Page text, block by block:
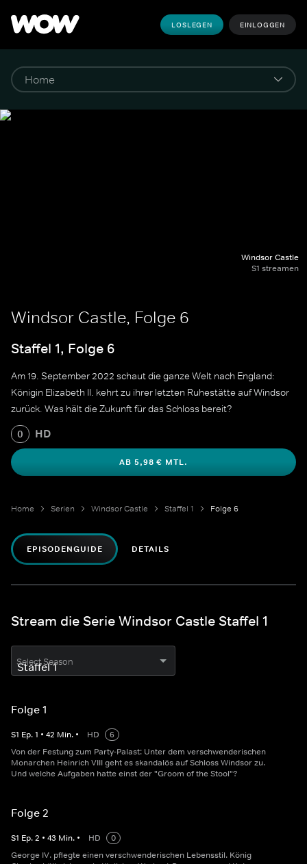
LOSLEGEN EINLOGGEN
Windsor Castle
S1 streamen
Windsor Castle, Folge 6
Staffel 1, Folge 6
Am 19. September 2022 schaut die ganze Welt nach England:
Königin Elizabeth II. kehrt zu ihrer letzten Ruhestätte auf Windsor
zurück. Was hält die Zukunft für das Schloss bereit?
0 HD
AB 5,98 € MTL.
Home Serien Windsor Castle Staffel 1 Folge 6
EPISODENGUIDE DETAILS
Stream die Serie Windsor Castle Staffel 1
Select Season
Folge 1
S1 Ep.1 • 42 Min. • HD
6
Von der Festung zum Party-Palast: Unter dem verschwenderischen
Monarchen Heinrich VIII geht es skandalös auf Schloss Windsor zu.
Und welche Aufgaben hatte einst der "Groom of the Stool"?
Folge 2
S1 Ep.2 • 43 Min. • HD
0
George IV. pflegte einen verschwenderischen Lebensstil. König